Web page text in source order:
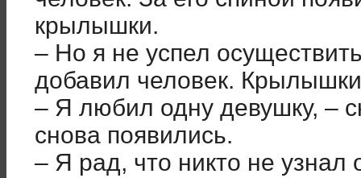
крылышки.
– Но я не успел
добавил человек.
– Я любил одну девушку, –
снова появились.
– Я рад, что никто не